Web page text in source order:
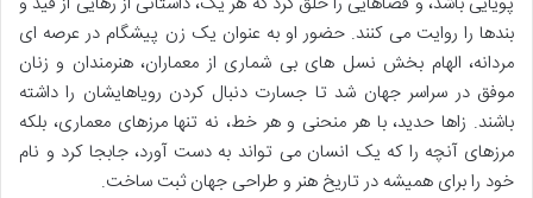
بندها را روایت می کنند. حضور او به عنوان یک زن پیشگام در عرصه ای
مردانه، الهام بخش نسل های بی شماری از معماران، هنرمندان و زنان
موفق در سراسر جهان شد تا جسارت دنبال کردن رویاهایشان را داشته
باشند. زاها حدید، با هر منحنی و هر خط، نه تنها مرزهای معماری، بلکه
مرزهای آنچه را که یک انسان می تواند به دست آورد، جابجا کرد و نام
خود را برای همیشه در تاریخ هنر و طراحی جهان ثبت ساخت.